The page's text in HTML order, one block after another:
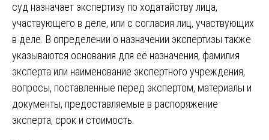
суд назначает экспертизу по ходатайству лица,
участвующего в деле, или с согласия лиц, участвующих
в деле. В определении о назначении экспертизы также
указываются основания для её назначения, фамилия
эксперта или наименование экспертного учреждения,
вопросы, поставленные перед экспертом, материалы и
документы, предоставляемые в распоряжение
эксперта, срок и стоимость.